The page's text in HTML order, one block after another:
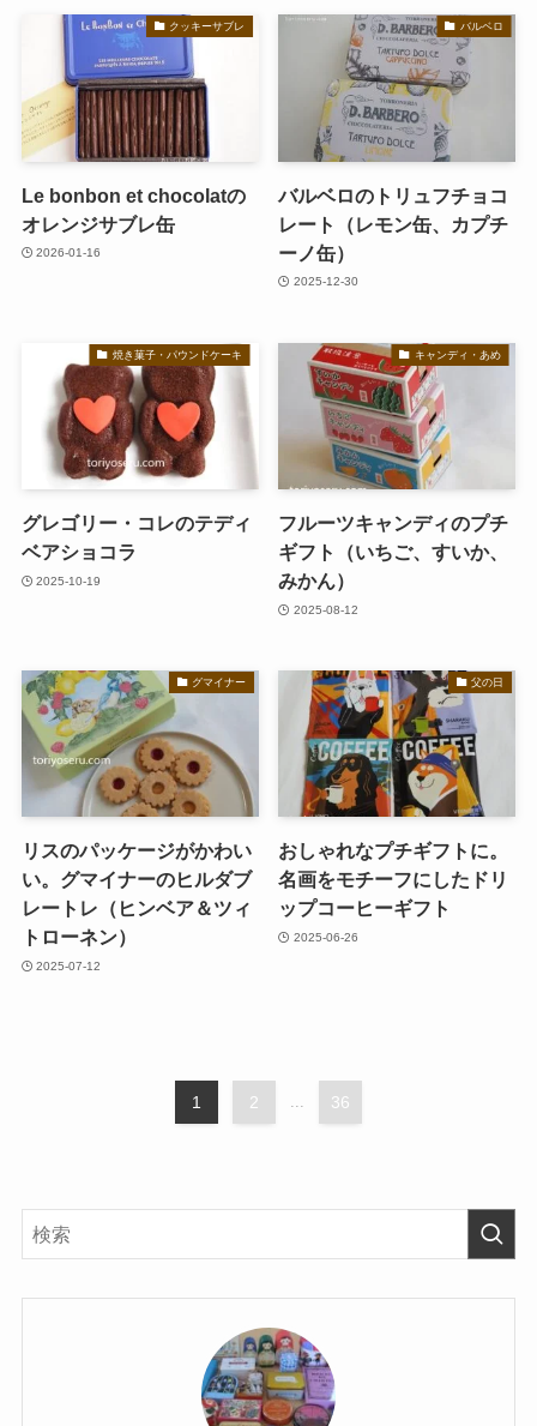
クッキーサブレ
Le bonbon et chocolatの
オレンジサブレ缶
2026-01-16
バルベロ
バルベロのトリュフチョコ
レート（レモン缶、カプチ
ーノ缶）
2025-12-30
焼き菓子・パウンドケーキ
グレゴリー・コレのテディ
ベアショコラ
2025-10-19
キャンディ・あめ
フルーツキャンディのプチ
ギフト（いちご、すいか、
みかん）
2025-08-12
グマイナー
リスのパッケージがかわい
い。グマイナーのヒルダブ
レートレ（ヒンベア＆ツィ
トローネン）
2025-07-12
父の日
おしゃれなプチギフトに。
名画をモチーフにしたドリ
ップコーヒーギフト
2025-06-26
1 2 ... 36